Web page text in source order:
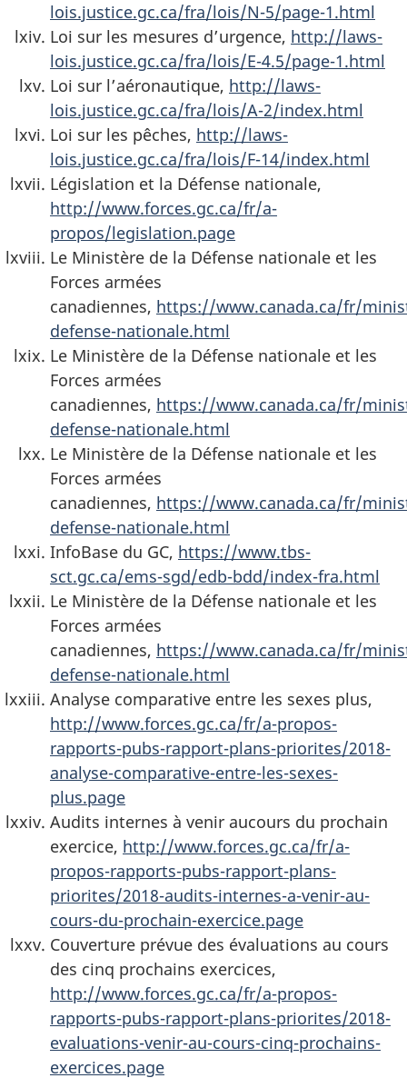
lois.justice.gc.ca/fra/lois/N-5/page-1.html
Loi sur les mesures d’urgence, http://laws-
lois.justice.gc.ca/fra/lois/E-4.5/page-1.html
Loi sur l’aéronautique, http://laws-
lois.justice.gc.ca/fra/lois/A-2/index.html
Loi sur les pêches, http://laws-
lois.justice.gc.ca/fra/lois/F-14/index.html
Législation et la Défense nationale,
http://www.forces.gc.ca/fr/a-
propos/legislation.page
Le Ministère de la Défense nationale et les
Forces armées
canadiennes, https://www.canada.ca/fr/
defense-nationale.html
Le Ministère de la Défense nationale et les
Forces armées
canadiennes, https://www.canada.ca/fr/
defense-nationale.html
Le Ministère de la Défense nationale et les
Forces armées
canadiennes, https://www.canada.ca/fr/
defense-nationale.html
InfoBase du GC, https://www.tbs-
sct.gc.ca/ems-sgd/edb-bdd/index-fra.html
Le Ministère de la Défense nationale et les
Forces armées
canadiennes, https://www.canada.ca/fr/
defense-nationale.html
Analyse comparative entre les sexes plus,
http://www.forces.gc.ca/fr/a-propos-
rapports-pubs-rapport-plans-priorites/2018-
analyse-comparative-entre-les-sexes-
plus.page
Audits internes à venir aucours du prochain
exercice, http://www.forces.gc.ca/fr/a-
propos-rapports-pubs-rapport-plans-
priorites/2018-audits-internes-a-venir-au-
cours-du-prochain-exercice.page
Couverture prévue des évaluations au cours
des cinq prochains exercices,
http://www.forces.gc.ca/fr/a-propos-
rapports-pubs-rapport-plans-priorites/2018-
evaluations-venir-au-cours-cinq-prochains-
exercices.page